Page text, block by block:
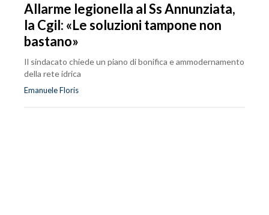
Allarme legionella al Ss Annunziata,
la Cgil: «Le soluzioni tampone non
bastano»
Il sindacato chiede un piano di bonifica e ammodernamento
della rete idrica
Emanuele Floris